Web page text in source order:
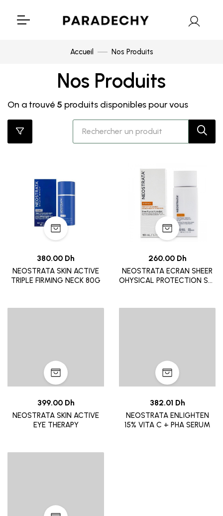
Accueil Nos Produits
Nos Produits
On a trouvé 5 produits disponibles pour vous
380.00 Dh
NEOSTRATA SKIN ACTIVE
TRIPLE FIRMING NECK 80G
260.00 Dh
NEOSTRATA ECRAN SHEER
OHYSICAL PROTECTION SPF
399.00 Dh
NEOSTRATA SKIN ACTIVE
EYE THERAPY
382.01 Dh
NEOSTRATA ENLIGHTEN
15% VITA C + PHA SERUM